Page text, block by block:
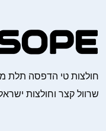
חולצות טי הדפסה תלת
שרוול קצר וחולצות